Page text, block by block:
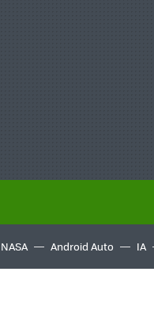
NASA Android Auto IA